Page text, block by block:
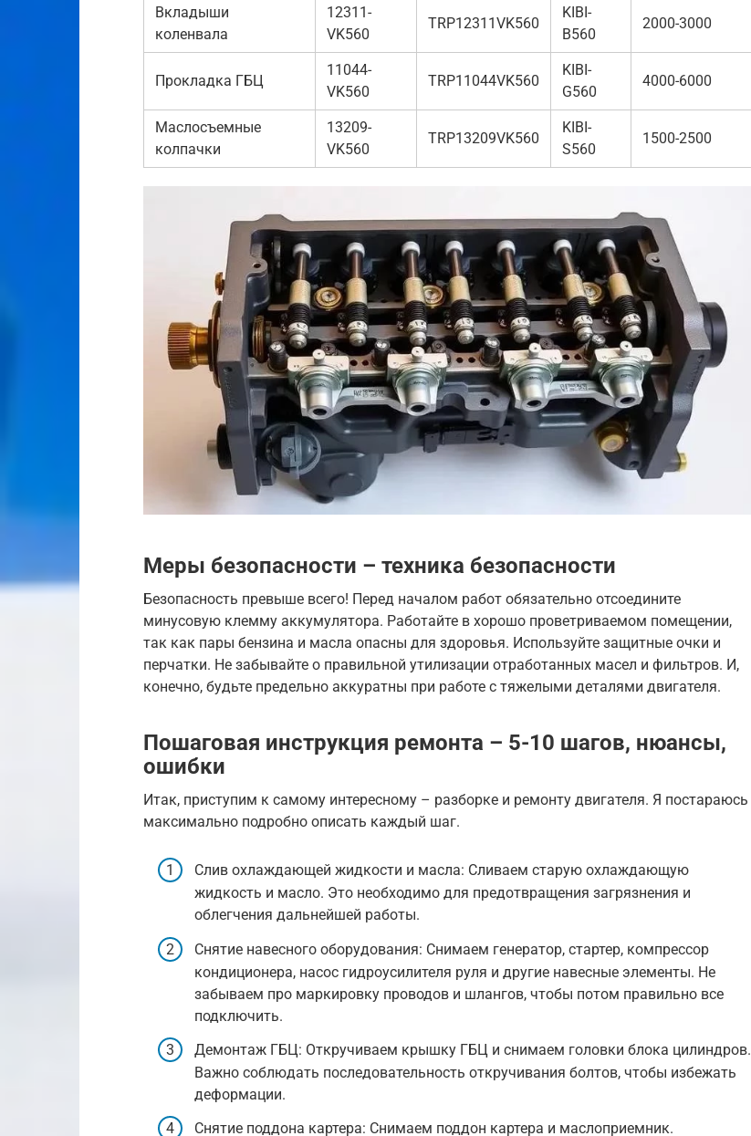
Вкладыши
коленвала
12311-
VK560
TRP12311VK560
KIBI-
B560
2000-3000
Прокладка ГБЦ
11044-
VK560
TRP11044VK560
KIBI-
G560
4000-6000
Маслосъемные
колпачки
13209-
VK560
TRP13209VK560
KIBI-
S560
1500-2500
Меры безопасности – техника безопасности
Безопасность превыше всего! Перед началом работ обязательно отсоедините
минусовую клемму аккумулятора. Работайте в хорошо проветриваемом помещении,
так как пары бензина и масла опасны для здоровья. Используйте защитные очки и
перчатки. Не забывайте о правильной утилизации отработанных масел и фильтров. И,
конечно, будьте предельно аккуратны при работе с тяжелыми деталями двигателя.
Пошаговая инструкция ремонта – 5-10 шагов, нюансы,
ошибки
Итак, приступим к самому интересному – разборке и ремонту двигателя. Я постараюсь
максимально подробно описать каждый шаг.
Слив охлаждающей жидкости и масла: Сливаем старую охлаждающую
жидкость и масло. Это необходимо для предотвращения загрязнения и
облегчения дальнейшей работы.
Снятие навесного оборудования: Снимаем генератор, стартер, компрессор
кондиционера, насос гидроусилителя руля и другие навесные элементы. Не
забываем про маркировку проводов и шлангов, чтобы потом правильно все
подключить.
Демонтаж ГБЦ: Откручиваем крышку ГБЦ и снимаем головки блока цилиндров.
Важно соблюдать последовательность откручивания болтов, чтобы избежать
деформации.
Снятие поддона картера: Снимаем поддон картера и маслоприемник.